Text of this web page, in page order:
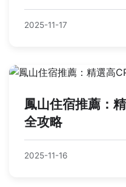
2025-11-17
鳳山住宿推薦：
全攻略
2025-11-16